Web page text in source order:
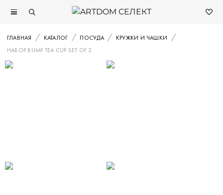
ГЛАВНАЯ КАТАЛОГ ПОСУДА
КРУЖКИ И ЧАШКИ
НАБОР BUMP TEA CUP SET OF 2